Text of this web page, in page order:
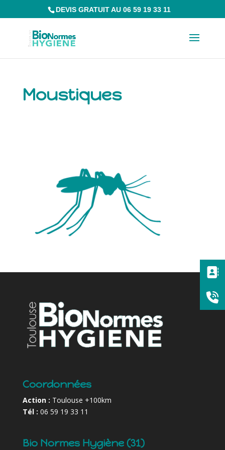
DEVIS GRATUIT AU 06 59 19 33 11
Moustiques
Coordonnées
Action : Toulouse +100km
Tél : 06 59 19 33 11
Bio Normes Hygiène (31)